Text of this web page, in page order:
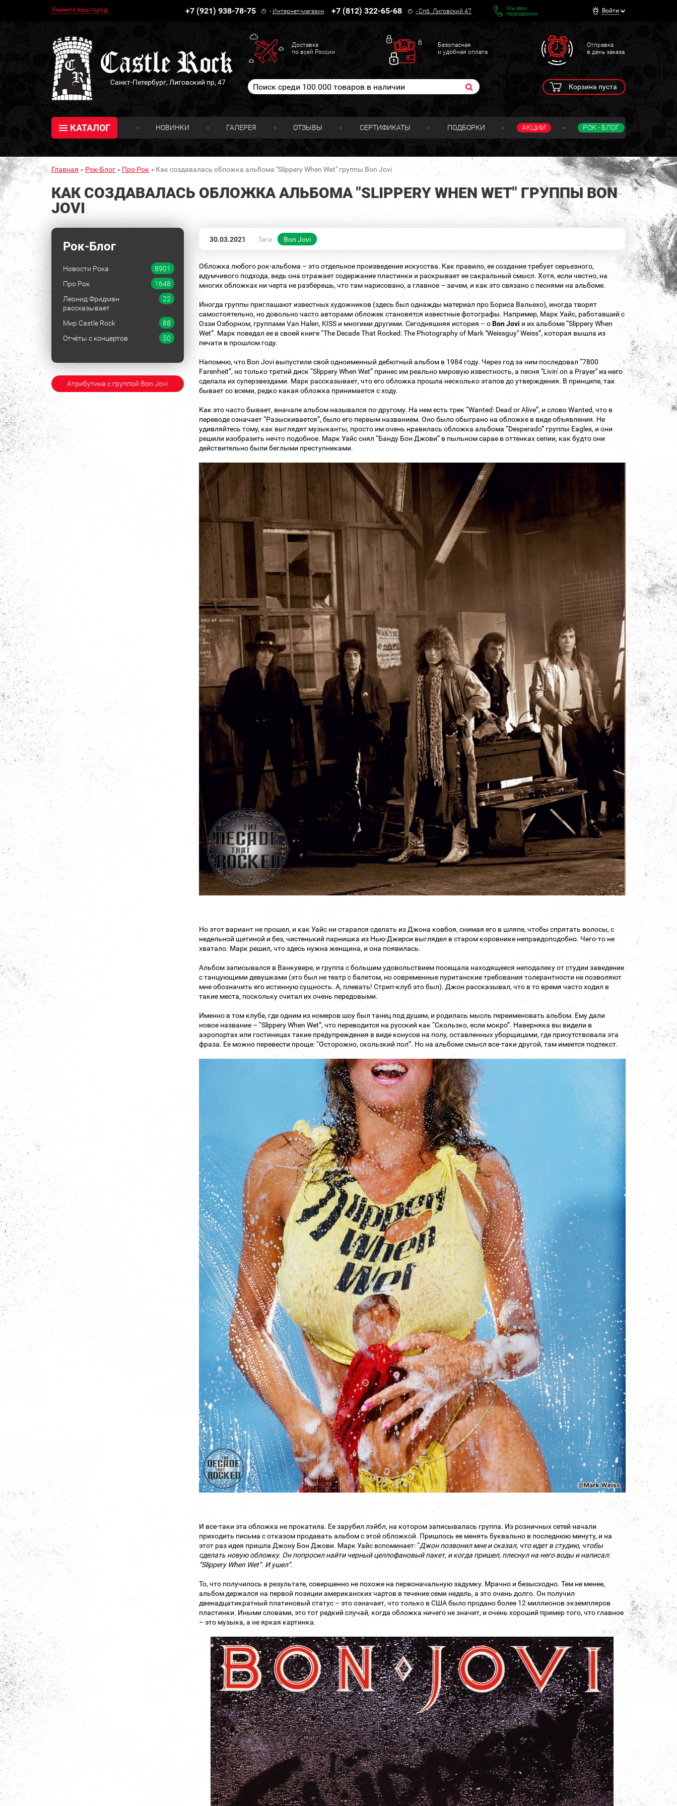
Укажите ваш город +7 (921) 938-78-75 - Интернет-магазин +7 (812) 322-65-68 -Спб. Лиговский 47
Мы вам
перезвоним
Войти
Санкт-Петербург, Лиговский пр, 47
Доставка
по всей России
Безопасная
и удобная оплата
Отправка
в день заказа
Корзина пуста
КАТАЛОГ НОВИНКИ ГАЛЕРЕЯ ОТЗЫВЫ СЕРТИФИКАТЫ ПОДБОРКИ АКЦИИ РОК - БЛОГ
Главная Рок-Блог Про Рок Как создавалась обложка альбома "Slippery When Wet" группы Bon Jovi
КАК СОЗДАВАЛАСЬ ОБЛОЖКА АЛЬБОМА "SLIPPERY WHEN WET" ГРУППЫ BON
JOVI
Рок-Блог
Новости Рока
8901
Про Рок
1648
Леонид Фридман
рассказывает
22
Мир Castle Rock
88
Отчёты с концертов
50
Атрибутика с группой Bon Jovi
30.03.2021 Теги Bon Jovi
Обложка любого рок-альбома – это отдельное произведение искусства. Как правило, ее создание требует серьезного,
вдумчивого подхода, ведь она отражает содержание пластинки и раскрывает ее сакральный смысл. Хотя, если честно, на
многих обложках ни черта не разберешь, что там нарисовано, а главное – зачем, и как это связано с песнями на альбоме.
Иногда группы приглашают известных художников (здесь был однажды материал про Бориса Вальехо), иногда творят
самостоятельно, но довольно часто авторами обложек становятся известные фотографы. Например, Марк Уайс, работавший с
Оззи Озборном, группами Van Halen, KISS и многими другими. Сегодняшняя история – оBon Jovi и их альбоме “Slippery When
Wet”. Марк поведал ее в своей книге “The Decade That Rocked: The Photography of Mark "Weissguy" Weiss”, которая вышла из
печати в прошлом году.
Напомню, что Bon Jovi выпустили свой одноименный дебютный альбом в 1984 году. Через год за ним последовал “7800
Farenheit”, но только третий диск “Slippery When Wet” принес им реально мировую известность, а песня "Livin' on a Prayer" из него
сделала их суперзвездами. Марк рассказывает, что его обложка прошла несколько этапов до утверждения. В принципе, так
бывает со всеми, редко какая обложка принимается с ходу.
Как это часто бывает, вначале альбом назывался по-другому. На нем есть трек “Wanted: Dead or Alive”, и слово Wanted, что в
переводе означает “Разыскивается”, было его первым названием. Оно было обыграно на обложке в виде объявления. Не
удивляйтесь тому, как выглядят музыканты, просто им очень нравилась обложка альбома “Desperado” группы Eagles, и они
решили изобразить нечто подобное. Марк Уайс снял “Банду Бон Джови” в пыльном сарае в оттенках сепии, как будто они
действительно были беглыми преступниками.
Но этот вариант не прошел, и как Уайс ни старался сделать из Джона ковбоя, снимая его в шляпе, чтобы спрятать волосы, с
недельной щетиной и без, чистенький парнишка из Нью-Джерси выглядел в старом коровнике неправдоподобно. Чего-то не
хватало. Марк решил, что здесь нужна женщина, и она появилась.
Альбом записывался в Ванкувере, и группа с большим удовольствием посещала находящееся неподалеку от студии заведение
с танцующими девушками (это был не театр с балетом, но современные пуританские требования толерантности не позволяют
мне обозначить его истинную сущность. А, плевать! Стрип-клуб это был). Джон рассказывал, что в то время часто ходил в
такие места, поскольку считал их очень передовыми.
Именно в том клубе, где одним из номеров шоу был танец под душем, и родилась мысль переименовать альбом. Ему дали
новое название – “Slippery When Wet”, что переводится на русский как “Скользко, если мокро”. Наверняка вы видели в
аэропортах или гостиницах такие предупреждения в виде конусов на полу, оставленных уборщицами, где присутствовала эта
фраза. Ее можно перевести проще: “Осторожно, скользкий пол”. Но на альбоме смысл все-таки другой, там имеется подтекст.
И все-таки эта обложка не прокатила. Ее зарубил лэйбл, на котором записывалась группа. Из розничных сетей начали
приходить письма с отказом продавать альбом с этой обложкой. Пришлось ее менять буквально в последнюю минуту, и на
этот раз идея пришла Джону Бон Джови. Марк Уайс вспоминает: “Джон позвонил мне и сказал, что идет в студию, чтобы
сделать новую обложку. Он попросил найти черный целлофановый пакет, и когда пришел, плеснул на него воды и написал:
“Slippery When Wet”. И ушел”.
То, что получилось в результате, совершенно не похоже на первоначальную задумку. Мрачно и безысходно. Тем не менее,
альбом держался на первой позиции американских чартов в течение семи недель, а это очень долго. Он получил
двенадцатикратный платиновый статус – это означает, что только в США было продано более 12 миллионов экземпляров
пластинки. Иными словами, это тот редкий случай, когда обложка ничего не значит, и очень хороший пример того, что главное
– это музыка, а не яркая картинка.